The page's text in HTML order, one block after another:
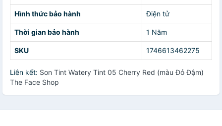
Hình thức bảo hành Điện tử
Thời gian bảo hành 1 Năm
SKU 1746613462275
Liên kết: Son Tint Watery Tint 05 Cherry Red (màu Đỏ Đậm)
The Face Shop